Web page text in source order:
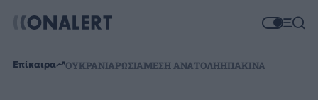
Επίκαιρα ΟΥΚΡΑΝΙΑΡΩΣΙΑΜΕΣΗ ΑΝΑΤΟΛΗΗΠΑΚΙΝΑ